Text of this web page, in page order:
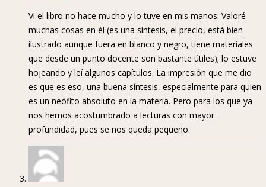
Vi el libro no hace mucho y lo tuve en mis manos. Valoré
muchas cosas en él (es una síntesis, el precio, está bien
ilustrado aunque fuera en blanco y negro, tiene materiales
que desde un punto docente son bastante útiles); lo estuve
hojeando y leí algunos capítulos. La impresión que me dio
es que es eso, una buena síntesis, especialmente para quien
es un neófito absoluto en la materia. Pero para los que ya
nos hemos acostumbrado a lecturas con mayor
profundidad, pues se nos queda pequeño.